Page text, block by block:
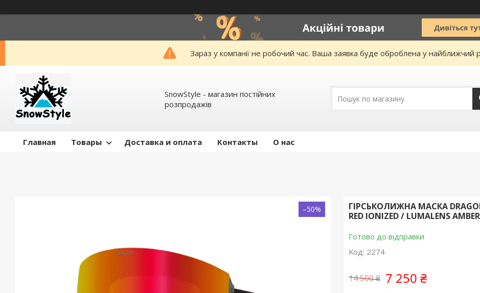
Зараз у компанії не робочий час. Ваша заявка буде оброблена у найближчий
SnowStyle - магазин постійних
розпродажів
Главная Товары Доставка и оплата Контакты О нас
–50%
ГІРСЬКОЛИЖНА МАСКА DRAGON
RED IONIZED / LUMALENS AMBER
Готово до відправки
Код: 2274
14 500 ₴ 7 250 ₴